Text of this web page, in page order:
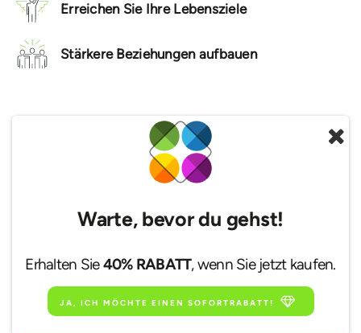
Erreichen Sie Ihre Lebensziele
Stärkere Beziehungen aufbauen
Premium-Persönlichkeitsprofil
E-Mail
Warte, bevor du gehst!
Erhalten Sie40% RABATT, wenn Sie jetzt kaufen.
JA, ICH MÖCHTE EINEN SOFORTRABATT!